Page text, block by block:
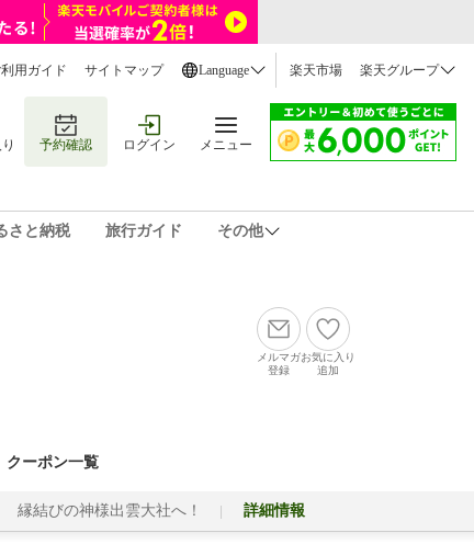
利用ガイド サイトマップ Language 楽天市場 楽天グループ
予約確認 ログイン メニュー
さと納税 旅行ガイド その他
メルマガ
登録
お気に入り
追加
クーポン一覧
縁結びの神様出雲大社へ！ 詳細情報